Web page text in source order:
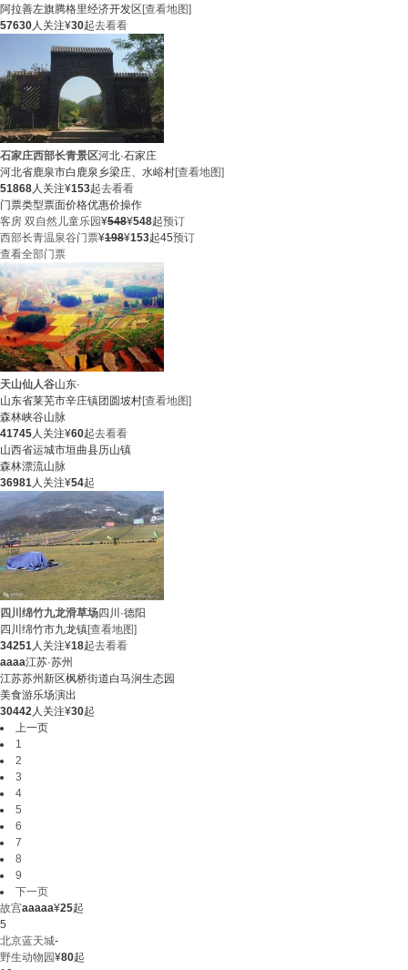
阿拉善左旗腾格里经济开发区 [查看地图]
57630人关注¥30起去看看
石家庄西部长青景区河北·石家庄
河北省鹿泉市白鹿泉乡梁庄、水峪村[查看地图]
51868人关注¥153起去看看
门票类型票面价格优惠价操作
客房 双自然儿童乐园¥548¥548起预订
西部长青温泉谷门票¥198¥153起45预订
查看全部门票
天山仙人谷山东·
山东省莱芜市辛庄镇团圆坡村[查看地图]
森林峡谷山脉
41745人关注¥60起去看看
山西省运城市垣曲县历山镇
森林漂流山脉
36981人关注¥54起
四川绵竹九龙滑草场四川·德阳
四川绵竹市九龙镇[查看地图]
34251人关注¥18起去看看
aaaa江苏·苏州
江苏苏州新区枫桥街道白马涧生态园
美食游乐场演出
30442人关注¥30起
上一页
1
2
3
4
5
6
7
8
9
下一页
故宫aaaaa¥25起
5
北京蓝天城-
野生动物园¥80起